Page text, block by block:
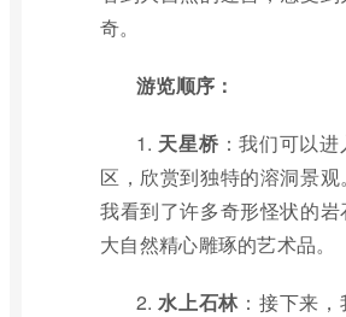
奇。
游览顺序：
1. 天星桥 ：我们可以
区，欣赏到独特的溶洞景观
我看到了许多奇形怪状的
大自然精心雕琢的艺术品。
2.水上石林 ：接下来